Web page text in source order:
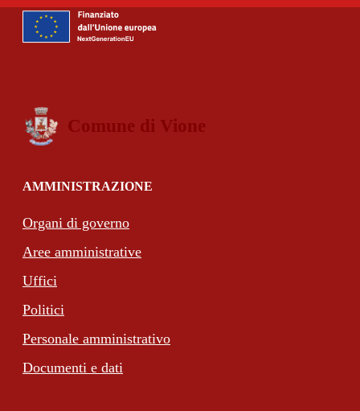
Comune di Vione
AMMINISTRAZIONE
Organi di governo
Aree amministrative
Uffici
Politici
Personale amministrativo
Documenti e dati